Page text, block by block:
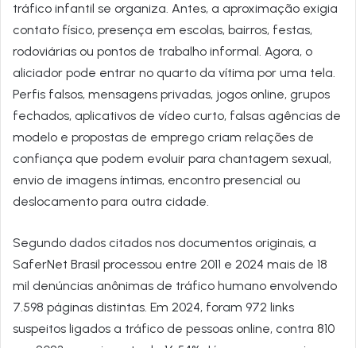
tráfico infantil se organiza. Antes, a aproximação exigia
contato físico, presença em escolas, bairros, festas,
rodoviárias ou pontos de trabalho informal. Agora, o
aliciador pode entrar no quarto da vítima por uma tela.
Perfis falsos, mensagens privadas, jogos online, grupos
fechados, aplicativos de vídeo curto, falsas agências de
modelo e propostas de emprego criam relações de
confiança que podem evoluir para chantagem sexual,
envio de imagens íntimas, encontro presencial ou
deslocamento para outra cidade.
Segundo dados citados nos documentos originais, a
SaferNet Brasil processou entre 2011 e 2024 mais de 18
mil denúncias anônimas de tráfico humano envolvendo
7.598 páginas distintas. Em 2024, foram 972 links
suspeitos ligados a tráfico de pessoas online, contra 810